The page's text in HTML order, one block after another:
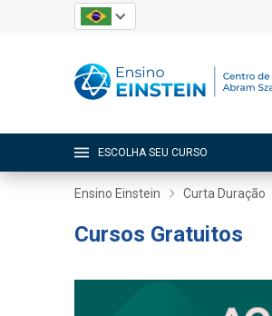
ESCOLHA SEU CURSO
Ensino Einstein Curta Duração
Cursos Gratuitos